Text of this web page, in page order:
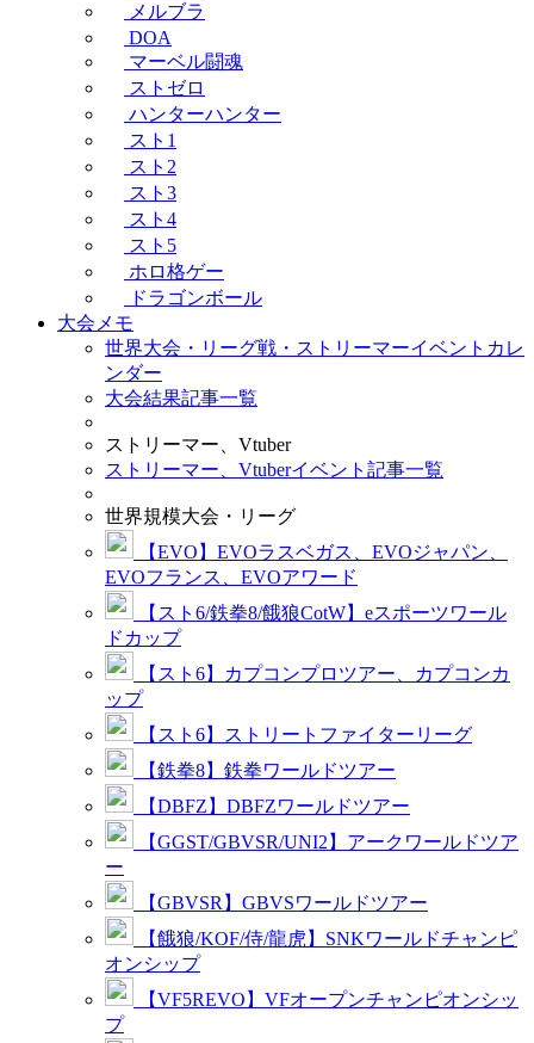
メルブラ
DOA
マーベル闘魂
ストゼロ
ハンターハンター
スト1
スト2
スト3
スト4
スト5
ホロ格ゲー
ドラゴンボール
大会メモ
世界大会・リーグ戦・ストリーマーイベントカレ
ンダー
大会結果記事一覧
ストリーマー、Vtuber
ストリーマー、Vtuberイベント記事一覧
世界規模大会・リーグ
【EVO】EVOラスベガス、EVOジャパン、
EVOフランス、EVOアワード
【スト6/鉄拳8/餓狼CotW】eスポーツワール
ドカップ
【スト6】カプコンプロツアー、カプコンカ
ップ
【スト6】ストリートファイターリーグ
【鉄拳8】鉄拳ワールドツアー
【DBFZ】DBFZワールドツアー
【GGST/GBVSR/UNI2】アークワールドツア
ー
【GBVSR】GBVSワールドツアー
【餓狼/KOF/侍/龍虎】SNKワールドチャンピ
オンシップ
【VF5REVO】VFオープンチャンピオンシッ
プ